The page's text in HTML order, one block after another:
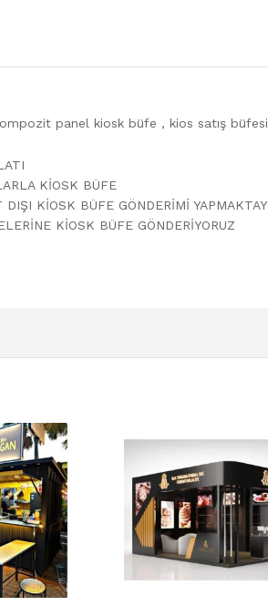
panel kiosk büfe , kios satış
KİOSK BÜFE
DIŞI KİOSK BÜFE GÖNDERİMİ
KİOSK BÜFE GÖNDERİYORUZ